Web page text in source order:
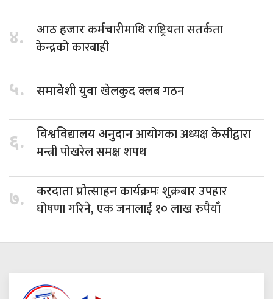
४. आठ हजारकर्मचारीमाथि राष्ट्रियता सतर्कता
केन्द्रको कारबाही
५. समावेशी युवाखेलकुद क्लब गठन
६. विश्वविद्यालय अनुदानआयोगका अध्यक्ष केसीद्वारा
मन्त्री पोखरेल समक्ष शपथ
७. करदाता प्रोत्साहनकार्यक्रमः शुक्रबार उपहार
घोषणा गरिने, एक जनालाई १० लाख रुपैयाँ